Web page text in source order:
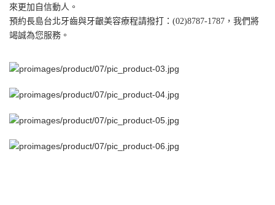
來更加自信動人。
預約長島台北牙齒與牙齦美容療程請撥打： (02)8787-1787 ，我們將
竭誠為您服務。